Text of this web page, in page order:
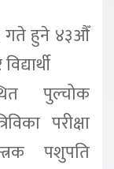
गते हुने ४३औँ
पुल्चोक
परीक्षा
पशुपति